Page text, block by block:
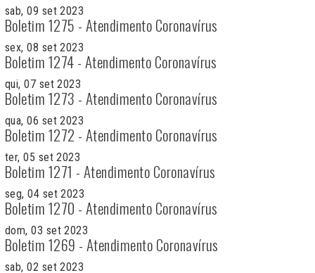
sab, 09 set 2023
Boletim 1275 - Atendimento Coronavírus
sex, 08 set 2023
Boletim 1274 - Atendimento Coronavírus
qui, 07 set 2023
Boletim 1273 - Atendimento Coronavírus
qua, 06 set 2023
Boletim 1272 - Atendimento Coronavírus
ter, 05 set 2023
Boletim 1271 - Atendimento Coronavírus
seg, 04 set 2023
Boletim 1270 - Atendimento Coronavírus
dom, 03 set 2023
Boletim 1269 - Atendimento Coronavírus
sab, 02 set 2023